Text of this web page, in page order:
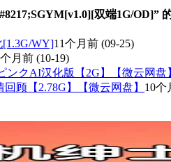
双端1G/OD]”
[1.3G/WY]11个月前 (09-25)
月前 (10-19)
ンクAI汉化版【2G】【微云网盘
顾【2.78G】【微云网盘】 10个